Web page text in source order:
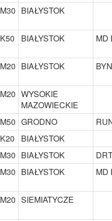
M30 BIAŁYSTOK
K50 BIAŁYSTOK MD
M20 BIAŁYSTOK
M20 WYSOKIE
MAZOWIECKIE
M50 GRODNO
K20
BIAŁYSTOK
M30 BIAŁYSTOK
M30 BIAŁYSTOK MD
M20 SIEMIATYCZE